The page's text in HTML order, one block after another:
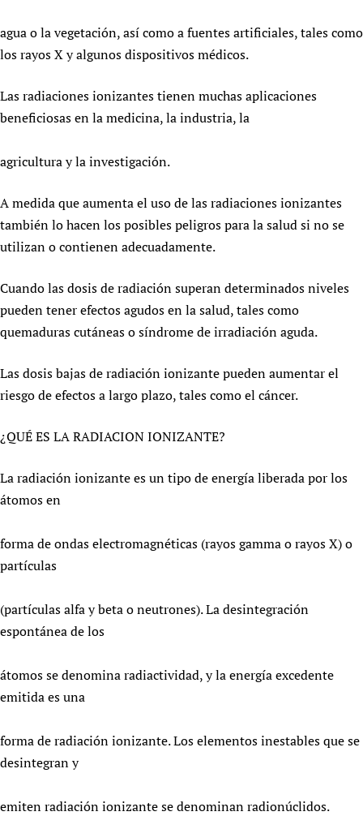
agua o la vegetación, así como a fuentes artificiales, tales como
los rayos X y algunos dispositivos médicos.
Las radiaciones ionizantes tienen muchas aplicaciones
beneficiosas en la medicina, la industria, la
agricultura y la investigación.
A medida que aumenta el uso de las radiaciones ionizantes
también lo hacen los posibles peligros para la salud si no se
utilizan o contienen adecuadamente.
Cuando las dosis de radiación superan determinados niveles
pueden tener efectos agudos en la salud, tales como
quemaduras cutáneas o síndrome de irradiación aguda.
Las dosis bajas de radiación ionizante pueden aumentar el
riesgo de efectos a largo plazo, tales como el cáncer.
¿QUÉ ES LA RADIACION IONIZANTE?
La radiación ionizante es un tipo de energía liberada por los
átomos en
forma de ondas electromagnéticas (rayos gamma o rayos X) o
partículas
(partículas alfa y beta o neutrones). La desintegración
espontánea de los
átomos se denomina radiactividad, y la energía excedente
emitida es una
forma de radiación ionizante. Los elementos inestables que se
desintegran y
emiten radiación ionizante se denominan radionúclidos.